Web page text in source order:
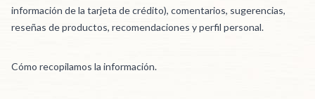
información de la tarjeta de crédito), comentarios, sugerencias,
reseñas de productos, recomendaciones y perfil personal.
Cómo recopilamos la información.